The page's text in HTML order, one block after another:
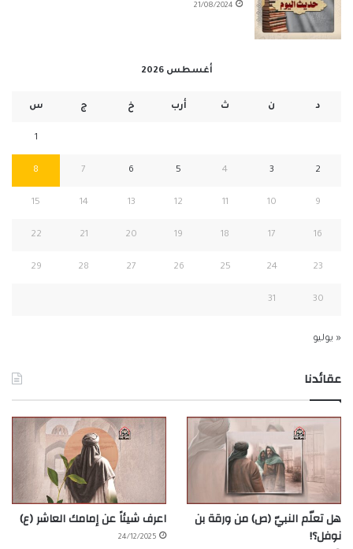
21/08/2024
أغسطس 2026
د ن ث أرب خ ج س
1
2
3
4
5
6
7
8
9
10
11
12
13
14
15
16
17
18
19
20
21
22
23
24
25
26
27
28
29
30
31
« يوليو
عقائدنا
هل تعلّم النبيّ (ص) من ورقة بن
نوفل؟!
اعرف شيئاً عن إمامك العاشر (ع)
24/12/2025